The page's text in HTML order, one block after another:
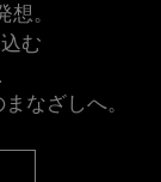
想。
む
なざしへ。